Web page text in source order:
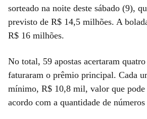
sorteado na noite deste sábado (9),
previsto de R$ 14,5 milhões. A
R$ 16 milhões.
No total, 59 apostas acertaram quatro
faturaram o prêmio principal. Cada
mínimo, R$ 10,8 mil, valor que pode
acordo com a quantidade de números